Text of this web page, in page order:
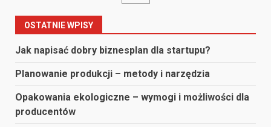
wpisach
OSTATNIE WPISY
Jak napisać dobry biznesplan dla startupu?
Planowanie produkcji – metody i narzędzia
Opakowania ekologiczne – wymogi i możliwości dla
producentów